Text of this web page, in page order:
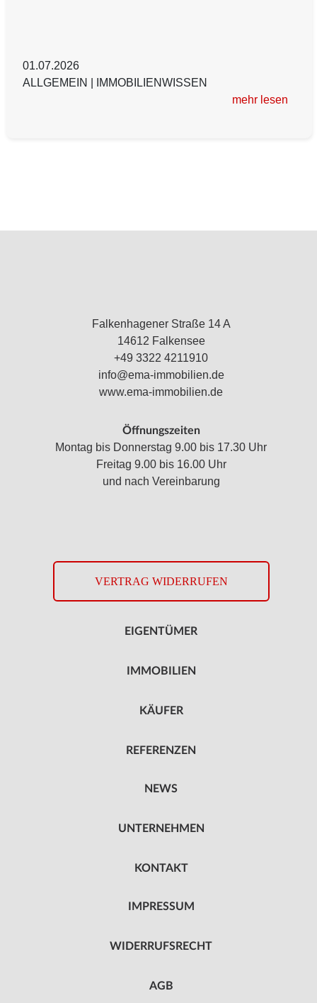
01.07.2026
ALLGEMEIN
IMMOBILIENWISSEN
mehr lesen
Falkenhagener Straße 14 A
14612 Falkensee
+49 3322 4211910
info@ema-immobilien.de
www.ema-immobilien.de
Öffnungszeiten
Montag bis Donnerstag 9.00 bis 17.30 Uhr
Freitag 9.00 bis 16.00 Uhr
und nach Vereinbarung
VERTRAG WIDERRUFEN
EIGENTÜMER
IMMOBILIEN
KÄUFER
REFERENZEN
NEWS
UNTERNEHMEN
KONTAKT
IMPRESSUM
WIDERRUFSRECHT
AGB